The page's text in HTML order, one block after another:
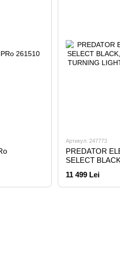
Артикул: 247773
PREDATOR
SELECT
11 499 Lei